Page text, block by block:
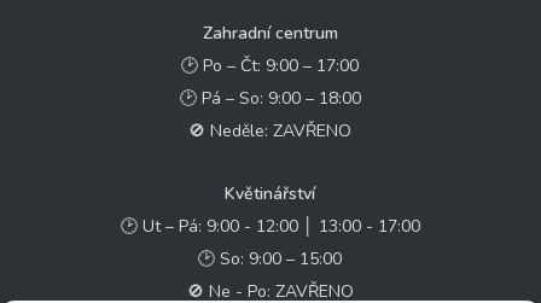
Zahradní centrum
🕑 Po – Čt: 9:00 – 17:00
🕑 Pá – So: 9:00 – 18:00
🚫 Neděle: ZAVŘENO
Květinářství
🕑 Ut – Pá: 9:00 - 12:00 │ 13:00 - 17:00
🕑 So: 9:00 – 15:00
🚫 Ne - Po: ZAVŘENO